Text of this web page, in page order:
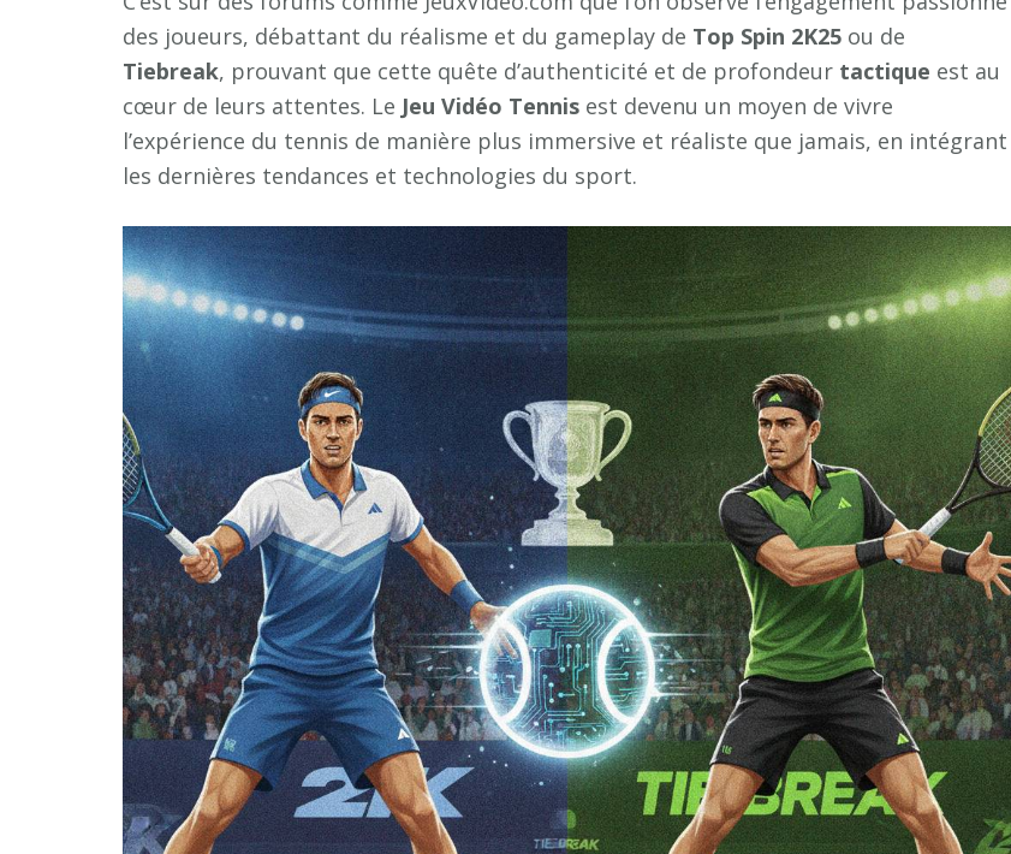
des joueurs, débattant du réalisme et du gameplay de Top Spin 2K25 ou de
Tiebreak, prouvant que cette quête d’authenticité et de profondeur tactique est au
cœur de leurs attentes. Le Jeu Vidéo Tennis est devenu un moyen de vivre
l’expérience du tennis de manière plus immersive et réaliste que jamais, en intégrant
les dernières tendances et technologies du sport.